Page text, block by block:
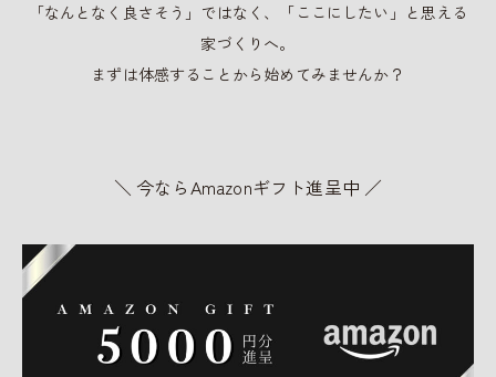
「なんとなく良さそう」ではなく、「ここにしたい」と思える
家づくりへ。
まずは体感することから始めてみませんか？
＼ 今ならAmazonギフト進呈中 ／